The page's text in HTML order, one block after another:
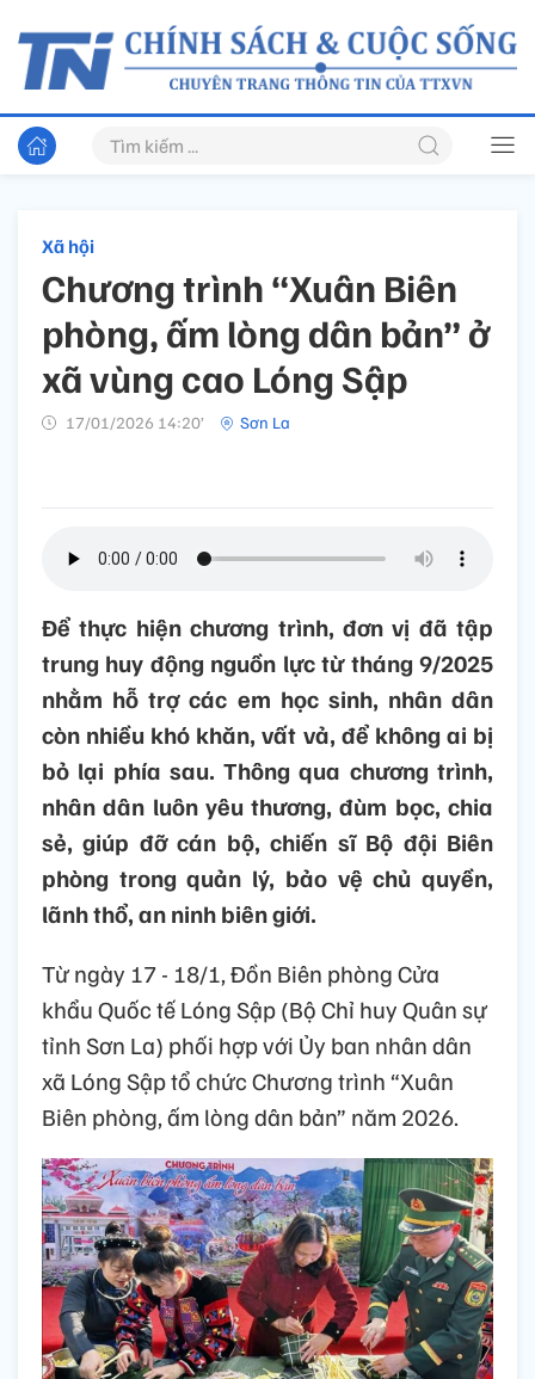
Xã hội
Chương trình “Xuân Biên
phòng, ấm lòng dân bản” ở
xã vùng cao Lóng Sập
17/01/2026 14:20’ Sơn La
Để thực hiện chương trình, đơn vị đã tập
trung huy động nguồn lực từ tháng 9/2025
nhằm hỗ trợ các em học sinh, nhân dân
còn nhiều khó khăn, vất vả, để không ai bị
bỏ lại phía sau. Thông qua chương trình,
nhân dân luôn yêu thương, đùm bọc, chia
sẻ, giúp đỡ cán bộ, chiến sĩ Bộ đội Biên
phòng trong quản lý, bảo vệ chủ quyền,
lãnh thổ, an ninh biên giới.
Từ ngày 17 - 18/1, Đồn Biên phòng Cửa
khẩu Quốc tế Lóng Sập (Bộ Chỉ huy Quân sự
tỉnh Sơn La) phối hợp với Ủy ban nhân dân
xã Lóng Sập tổ chức Chương trình “Xuân
Biên phòng, ấm lòng dân bản” năm 2026.